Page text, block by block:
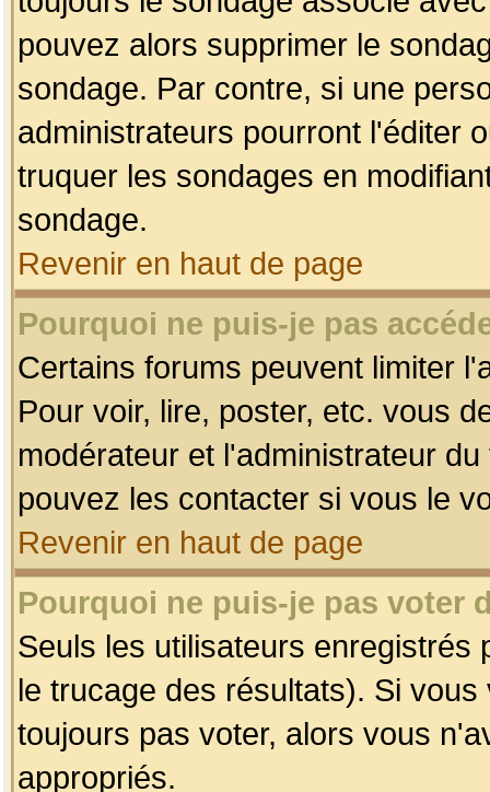
pouvez alors supprimer le
sondage. Par contre, si une
administrateurs pourront l'éditer
truquer les sondages en
sondage.
Revenir en haut de page
Pourquoi ne puis-je pas
Certains forums peuvent limiter
Pour voir, lire, poster, etc. vous
modérateur et l'administrateur
pouvez les contacter si vous le
Revenir en haut de page
Pourquoi ne puis-je pas voter
Seuls les utilisateurs enregistrés
le trucage des résultats). Si
toujours pas voter, alors vous
appropriés.